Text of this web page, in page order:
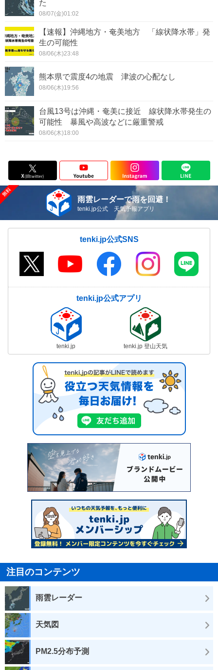
た
08/07(金)01:02
【速報】沖縄地方・奄美地方 「線状降水帯」発
生の可能性
08/06(木)23:48
熊本県で震度4の地震 津波の心配なし
08/06(木)19:56
台風13号は沖縄・奄美に接近 線状降水帯発生の
可能性 暴風や高波などに厳重警戒
08/06(木)18:00
雨雲レーダーで雨を回避！
tenki.jp公式 天気予報アプリ
tenki.jp公式SNS
tenki.jp公式アプリ
tenki.jp tenki.jp 登山天気
注目のコンテンツ
雨雲レーダー
天気図
PM2.5分布予測